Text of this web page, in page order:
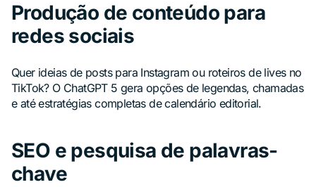
Produção de conteúdo para
redes sociais
Quer ideias de posts para Instagram ou roteiros de lives no
TikTok? O ChatGPT 5 gera opções de legendas, chamadas
e até estratégias completas de calendário editorial.
SEO e pesquisa de palavras-
chave